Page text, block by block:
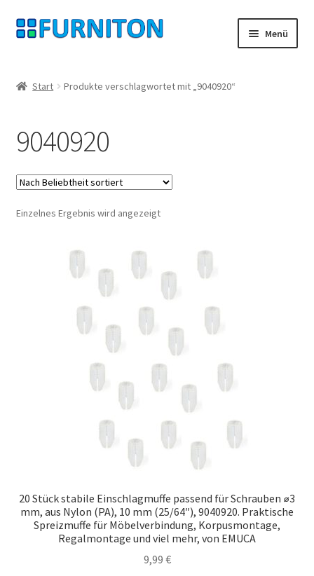
Zur
Navigation
Zum
Inhalt
Menü
Datenschutz
Widerrufsrecht
Kontakt
Impressum
Start Produkte verschlagwortet mit „9040920“
9040920
Einzelnes Ergebnis wird angezeigt
20 Stück stabile Einschlagmuffe passend für Schrauben ⌀3
mm, aus Nylon (PA), 10 mm (25/64″), 9040920. Praktische
Spreizmuffe für Möbelverbindung, Korpusmontage,
Regalmontage und viel mehr, von EMUCA
9,99 €